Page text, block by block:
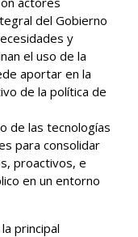
del Gobierno
y
el uso de la
aportar en la
de la política de
de las tecnologías
para consolidar
proactivos, e
en un entorno
principal